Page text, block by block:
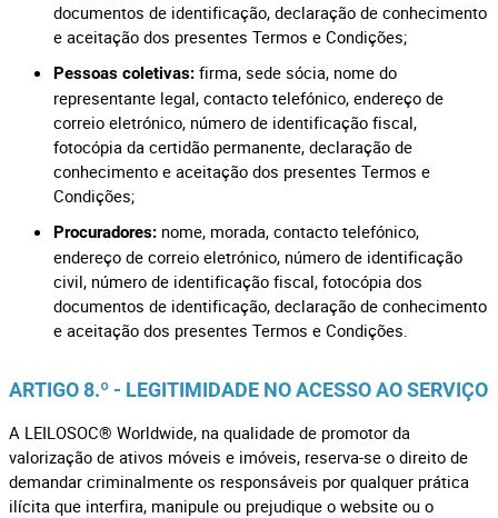
documentos de identificação, declaração de conhecimento
e aceitação dos presentes Termos e Condições;
Pessoas coletivas: firma, sede sócia, nome do
representante legal, contacto telefónico, endereço de
correio eletrónico, número de identificação fiscal,
fotocópia da certidão permanente, declaração de
conhecimento e aceitação dos presentes Termos e
Condições;
Procuradores: nome, morada, contacto telefónico,
endereço de correio eletrónico, número de identificação
civil, número de identificação fiscal, fotocópia dos
documentos de identificação, declaração de conhecimento
e aceitação dos presentes Termos e Condições.
ARTIGO 8.º - LEGITIMIDADE NO ACESSO AO SERVIÇO
A LEILOSOC® Worldwide, na qualidade de promotor da
valorização de ativos móveis e imóveis, reserva-se o direito de
demandar criminalmente os responsáveis por qualquer prática
ilícita que interfira, manipule ou prejudique o website ou o